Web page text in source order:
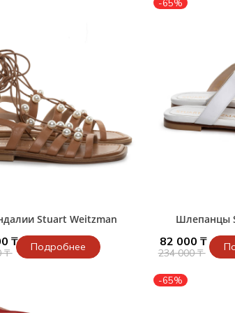
/
Stuart Weitzman
₸
₸ Подробнее
-65%
Шлепанцы
82 000 ₸
234 000 ₸
-65%